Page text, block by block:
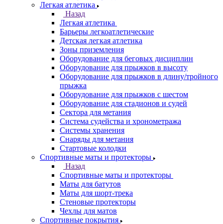
Легкая атлетика
Назад
Легкая атлетика
Барьеры легкоатлетические
Детская легкая атлетика
Зоны приземления
Оборудование для беговых дисциплин
Оборудование для прыжков в высоту
Оборудование для прыжков в длину/тройного
прыжка
Оборудование для прыжков с шестом
Оборудование для стадионов и судей
Сектора для метания
Система судейства и хронометража
Системы хранения
Снаряды для метания
Стартовые колодки
Спортивные маты и протекторы
Назад
Спортивные маты и протекторы
Маты для батутов
Маты для шорт-трека
Стеновые протекторы
Чехлы для матов
Спортивные покрытия